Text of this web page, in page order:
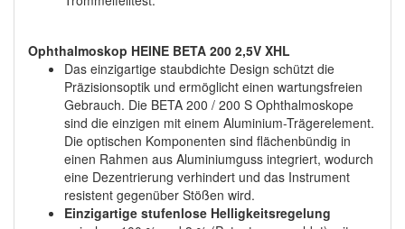
Ophthalmoskop HEINE BETA 200 2,5V XHL
Das einzigartige staubdichte Design schützt die
Präzisionsoptik und ermöglicht einen wartungsfreien
Gebrauch. Die BETA 200 / 200 S Ophthalmoskope
sind die einzigen mit einem Aluminium-Trägerelement.
Die optischen Komponenten sind flächenbündig in
einen Rahmen aus Aluminiumguss integriert, wodurch
eine Dezentrierung verhindert und das Instrument
resistent gegenüber Stößen wird.
Einzigartige stufenlose Helligkeitsregelung